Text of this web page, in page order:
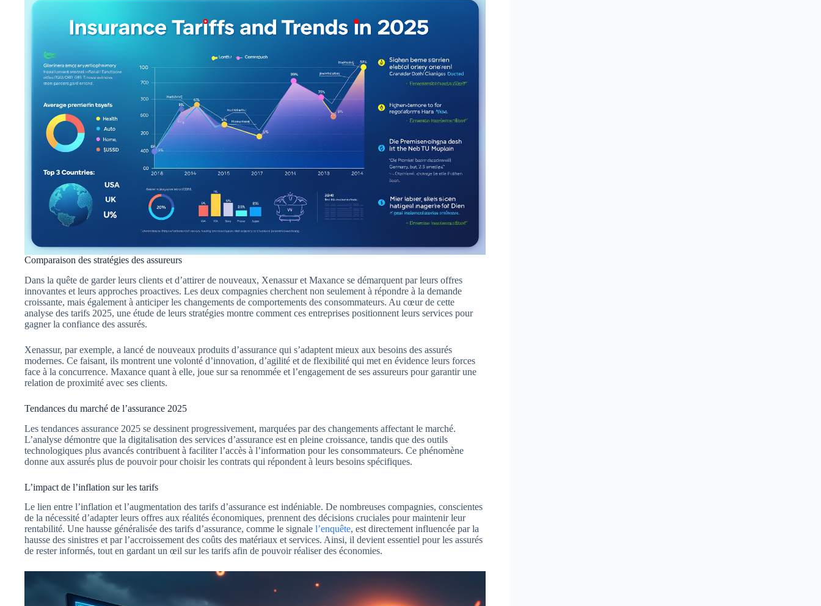
Comparaison des stratégies des assureurs
Dans la quête de garder leurs clients et d’attirer de nouveaux, Xenassur et Maxance se démarquent par leurs offres
innovantes et leurs approches proactives. Les deux compagnies cherchent non seulement à répondre à la demande
croissante, mais également à anticiper les changements de comportements des consommateurs. Au cœur de cette
analyse des tarifs 2025, une étude de leurs stratégies montre comment ces entreprises positionnent leurs services pour
gagner la confiance des assurés.
Xenassur, par exemple, a lancé de nouveaux produits d’assurance qui s’adaptent mieux aux besoins des assurés
modernes. Ce faisant, ils montrent une volonté d’innovation, d’agilité et de flexibilité qui met en évidence leurs forces
face à la concurrence. Maxance quant à elle, joue sur sa renommée et l’engagement de ses assureurs pour garantir une
relation de proximité avec ses clients.
Tendances du marché de l’assurance 2025
Les tendances assurance 2025 se dessinent progressivement, marquées par des changements affectant le marché.
L’analyse démontre que la digitalisation des services d’assurance est en pleine croissance, tandis que des outils
technologiques plus avancés contribuent à faciliter l’accès à l’information pour les consommateurs. Ce phénomène
donne aux assurés plus de pouvoir pour choisir les contrats qui répondent à leurs besoins spécifiques.
L’impact de l’inflation sur les tarifs
Le lien entre l’inflation et l’augmentation des tarifs d’assurance est indéniable. De nombreuses compagnies, conscientes
de la nécessité d’adapter leurs offres aux réalités économiques, prennent des décisions cruciales pour maintenir leur
rentabilité. Une hausse généralisée des tarifs d’assurance, comme le signale l’enquête, est directement influencée par la
hausse des sinistres et par l’accroissement des coûts des matériaux et services. Ainsi, il devient essentiel pour les assurés
de rester informés, tout en gardant un œil sur les tarifs afin de pouvoir réaliser des économies.